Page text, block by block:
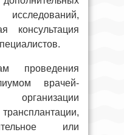
консультация
проведения
врачей-
или